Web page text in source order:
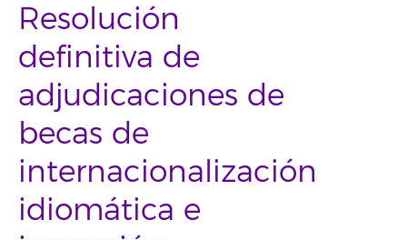
Resolución
definitiva de
adjudicaciones de
becas de
internacionalización
idiomática e